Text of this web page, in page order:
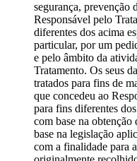
segurança, prevenção
Responsável pelo
diferentes dos acima
particular, por um
e pelo âmbito da
Tratamento. Os seus
tratados para fins de
que concedeu ao
para fins diferentes
com base na
base na legislação
com a finalidade para